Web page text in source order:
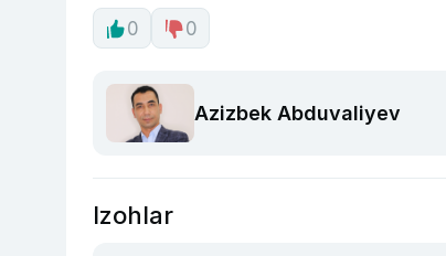
0 0
Azizbek Abduvaliyev
Izohlar